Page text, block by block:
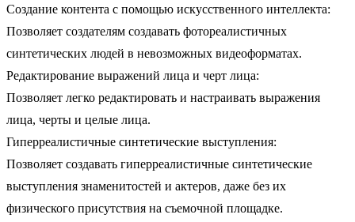
Создание контента с помощью искусственного интеллекта:
Позволяет создателям создавать фотореалистичных
синтетических людей в невозможных видеоформатах.
Редактирование выражений лица и черт лица:
Позволяет легко редактировать и настраивать выражения
лица, черты и целые лица.
Гиперреалистичные синтетические выступления:
Позволяет создавать гиперреалистичные синтетические
выступления знаменитостей и актеров, даже без их
физического присутствия на съемочной площадке.